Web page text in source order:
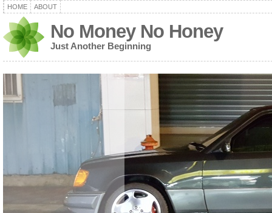
HOME ABOUT
No Money No Honey
Just Another Beginning